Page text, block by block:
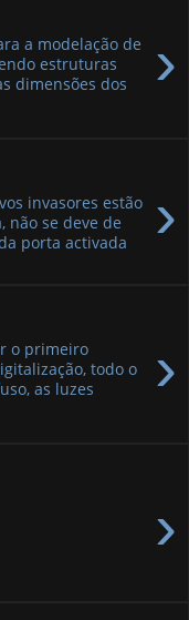
›
a modelação de
estruturas
dimensões dos
›
invasores estão
não se deve de
porta activada
›
o primeiro
todo o
as luzes
›